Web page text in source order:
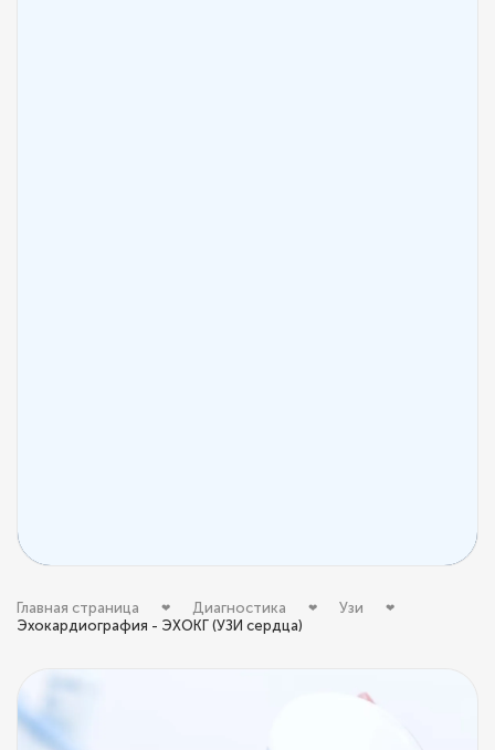
Главная страница Диагностика
Узи
Эхокардиография - ЭХОКГ (УЗИ сердца)